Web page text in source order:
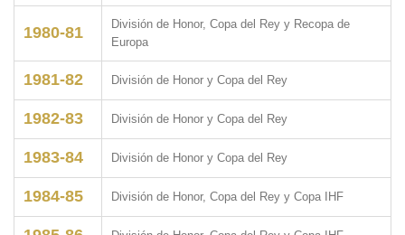
1980-81
División de Honor, Copa del Rey y Recopa de
Europa
1981-82 División de Honor y Copa del Rey
1982-83 División de Honor y Copa del Rey
1983-84 División de Honor y Copa del Rey
1984-85 División de Honor, Copa del Rey y Copa IHF